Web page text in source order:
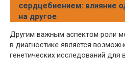
сердцебиением: влияние
на другое
Другим важным аспектом роли
в диагностике является
генетических исследований для